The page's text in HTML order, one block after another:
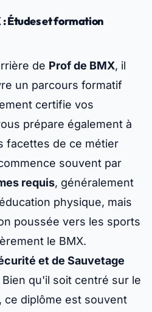
Études et formation
de Prof de BMX, il
un parcours formatif
certifie vos
prépare également à
facettes de ce métier
souvent par
requis, généralement
physique, mais
poussée vers les sports
le BMX.
et de Sauvetage
Bien qu'il soit centré sur le
ce diplôme est souvent